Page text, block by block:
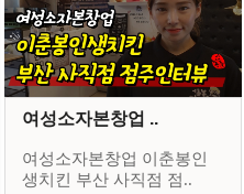
여성소자본창업 ..
여성소자본창업 이춘봉인
생치킨 부산 사직점 점..